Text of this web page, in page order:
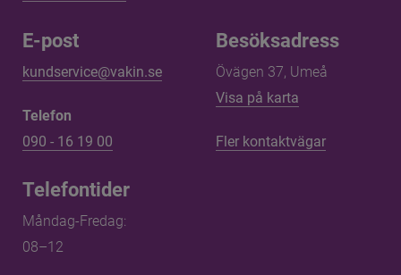
E-post
kundservice@vakin.se
Telefon
090 - 16 19 00
Telefontider
Måndag-Fredag:
08–12
Besöksadress
Övägen 37, Umeå
Visa på karta
Fler kontaktvägar